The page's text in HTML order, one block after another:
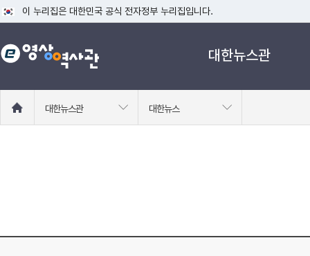
이 누리집은 대한민국 공식 전자정부 누리집입니다.
공식 누리집 주소 확인하기
go.kr 주소를 사용하는 누리집은 대한민국 정부기관이 관리하는 누리집입니
대한뉴스관
로
대한뉴스관 대한뉴스